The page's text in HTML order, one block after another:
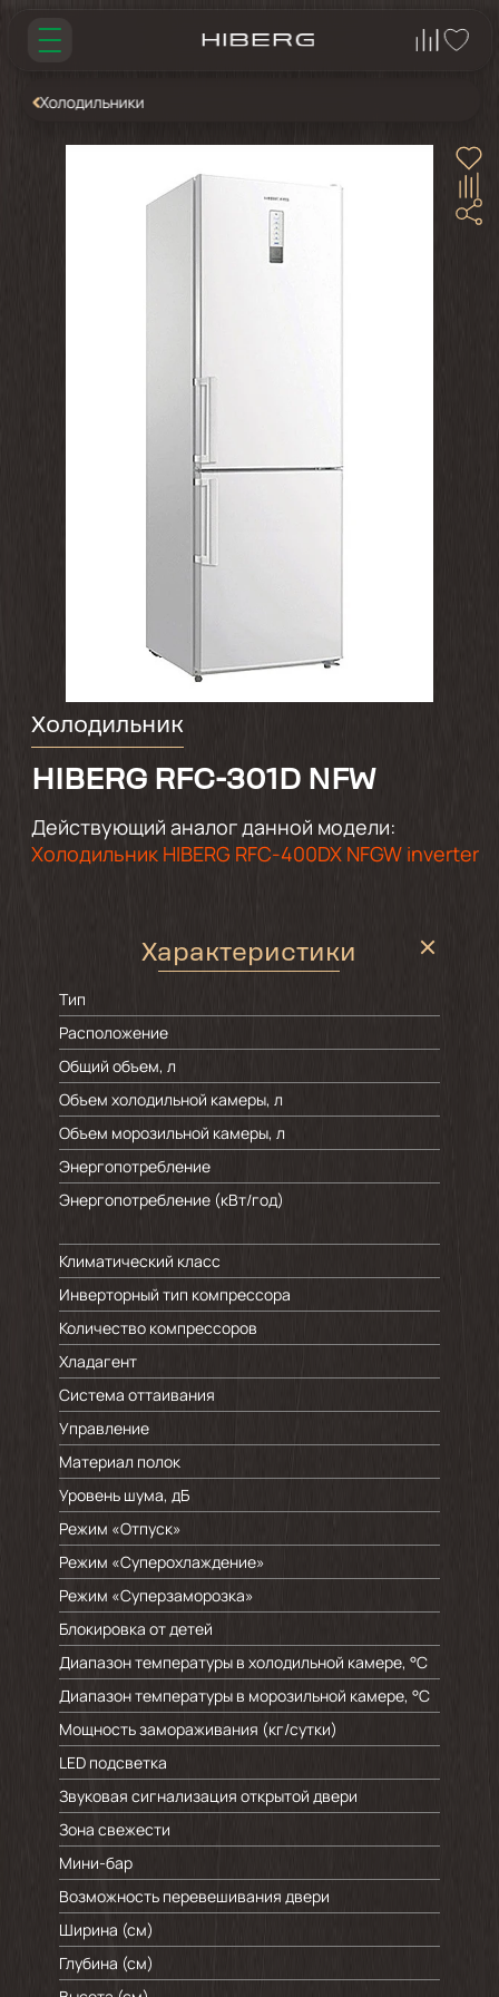
Холодильники
Холодильник
HIBERG RFC-301D NFW
Действующий аналог данной модели:
Холодильник HIBERG RFC-400DX NFGW inverter
Характеристики
Тип
Расположение
Общий объем, л
Объем холодильной камеры, л
Объем морозильной камеры, л
Энергопотребление
Энергопотребление (кВт/год)
Климатический класс
Инверторный тип компрессора
Количество компрессоров
Хладагент
Система оттаивания
Управление
Материал полок
Уровень шума, дБ
Режим «Отпуск»
Режим «Суперохлаждение»
Режим «Суперзаморозка»
Блокировка от детей
Диапазон температуры в холодильной камере, °C
Диапазон температуры в морозильной камере, °C
Мощность замораживания (кг/cутки)
LED подсветка
Звуковая сигнализация открытой двери
Зона свежести
Мини-бар
Возможность перевешивания двери
Ширина (см)
Глубина (см)